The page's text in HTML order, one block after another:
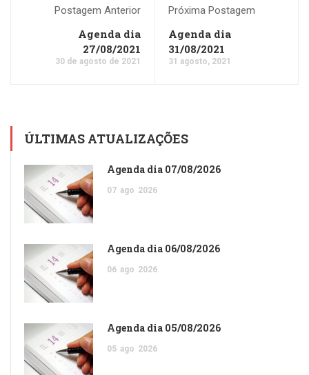
Postagem Anterior
Agenda dia
27/08/2021
30 de agosto de 2021
Próxima Postagem
Agenda dia
31/08/2021
31 agosto, 2021
ÚLTIMAS ATUALIZAÇÕES
Agenda dia 07/08/2026
07 ago 2026
Agenda dia 06/08/2026
06 ago 2026
Agenda dia 05/08/2026
05 ago 2026